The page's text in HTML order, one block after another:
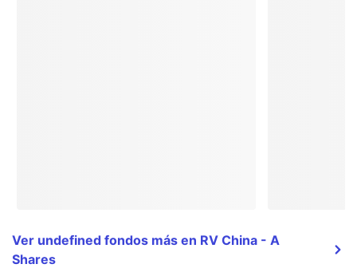
Ver undefined fondos más en RV China - A
Shares